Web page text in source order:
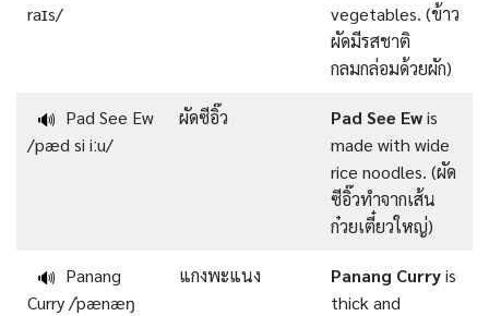
raɪs/
vegetables. (ข้าว
ผัดมีรสชาติ
กลมกล่อมด้วยผัก)
🔊 Pad See Ew
/pæd si iːu/
ผัดซีอิ๊ว Pad See Ewis
made with wide
rice noodles. (ผัด
ซีอิ๊วทำจากเส้น
ก๋วยเตี๋ยวใหญ่)
🔊 Panang
Curry /ˈpænæŋ
แกงพะแนง Panang Curryis
thick and